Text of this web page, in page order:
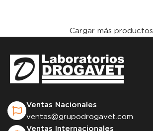
Cargar más productos
Ventas Nacionales
ventas@grupodrogavet.com
Ventas Internacionales